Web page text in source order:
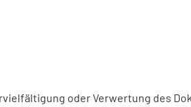
oder Verwertung des